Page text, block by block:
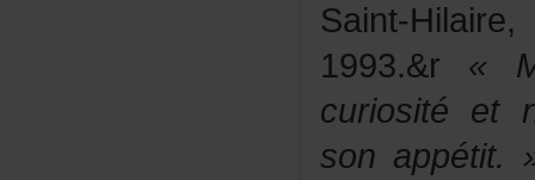
Saint-Hilaire,
1993.&r